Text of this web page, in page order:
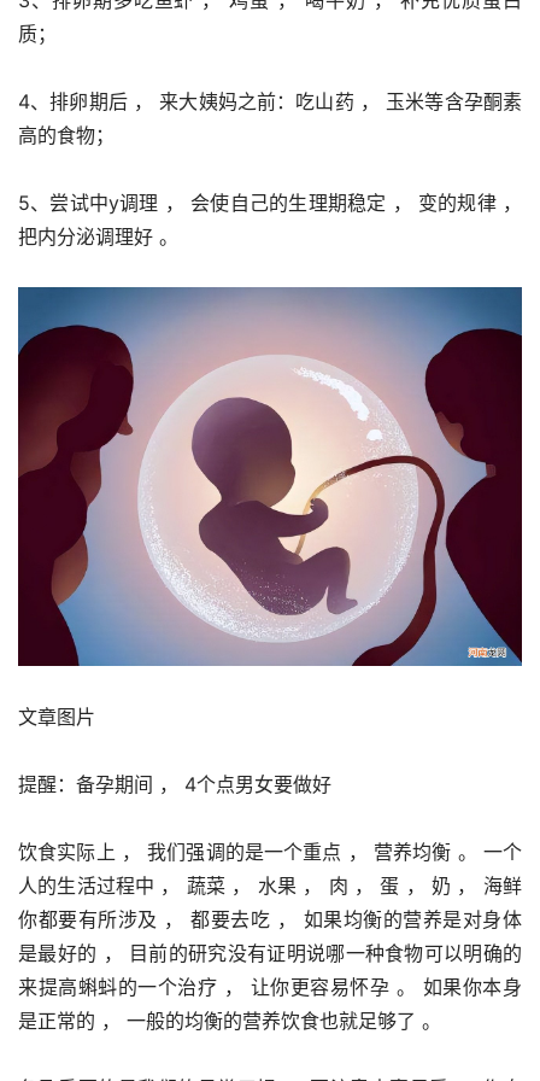
质；
4、排卵期后 ， 来大姨妈之前：吃山药 ， 玉米等含孕酮素
高的食物；
5、尝试中y调理 ， 会使自己的生理期稳定 ， 变的规律 ，
把内分泌调理好 。
文章图片
提醒：备孕期间 ， 4个点男女要做好
饮食实际上 ， 我们强调的是一个重点 ， 营养均衡 。 一个
人的生活过程中 ， 蔬菜 ， 水果 ， 肉 ， 蛋 ， 奶 ， 海鲜
你都要有所涉及 ， 都要去吃 ， 如果均衡的营养是对身体
是最好的 ， 目前的研究没有证明说哪一种食物可以明确的
来提高蝌蚪的一个治疗 ， 让你更容易怀孕 。 如果你本身
是正常的 ， 一般的均衡的营养饮食也就足够了 。